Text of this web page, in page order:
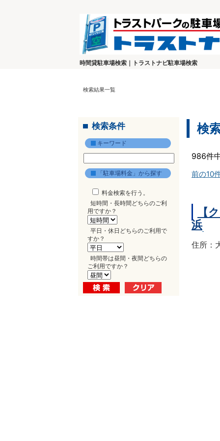
時間貸駐車場検索｜トラストナビ駐車場検索
検索結果一覧
検索条件
キーワード
「駐車場料金」から探す
料金検索を行う。
短時間・長時間どちらのご利
用ですか？
平日・休日どちらのご利用で
すか？
時間帯は昼間・夜間どちらの
ご利用ですか？
検
986件
前の10
【
浜
住所：